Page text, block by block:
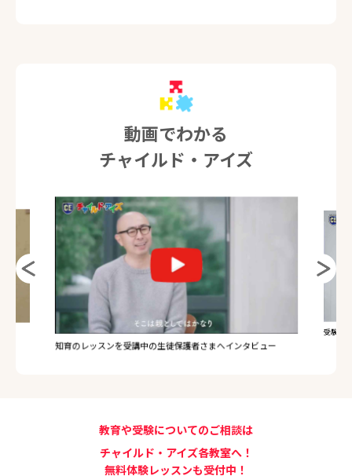
動画でわかる
チャイルド・アイズ
知育のレッスンを受講中の生徒保護者さまへインタビュー
受験の
教育や受験についてのご相談は
チャイルド・アイズ各教室へ！
無料体験レッスンも受付中！